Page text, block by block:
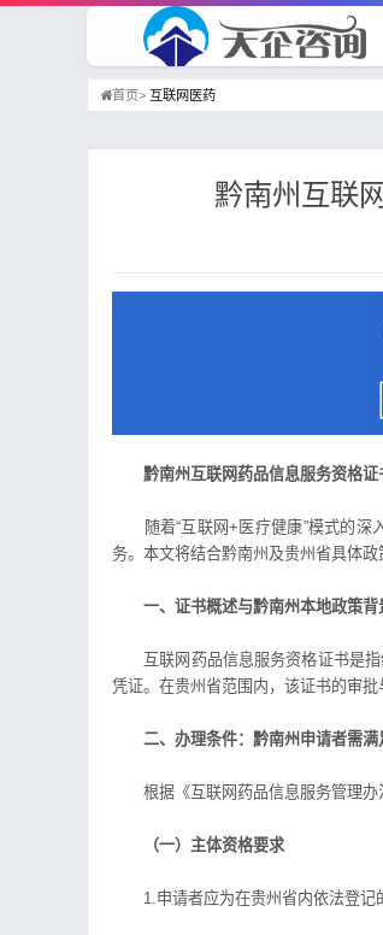
首页> 互联网医药
黔南州互联
黔南州互联网药品信息服务资格
随着“互联网+医疗健康”模式的深
务。本文将结合黔南州及贵州省具体
一、证书概述与黔南州本地政策背
互联网药品信息服务资格证书是指
凭证。在贵州省范围内，该证书的审
二、办理条件：黔南州申请者需满
根据《互联网药品信息服务管理办
（一）主体资格要求
1.申请者应为在贵州省内依法登记